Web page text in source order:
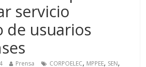
servicio
de usuarios
Prensa CORPOELEC, MPPEE, SEN,